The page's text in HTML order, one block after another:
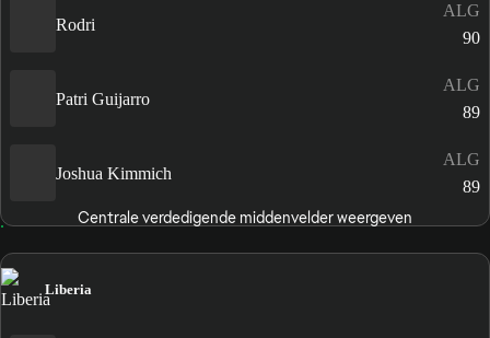
Rodri
ALG
90
Patri Guijarro
ALG
89
Joshua Kimmich
ALG
89
Centrale verdedigende middenvelder weergeven
Liberia